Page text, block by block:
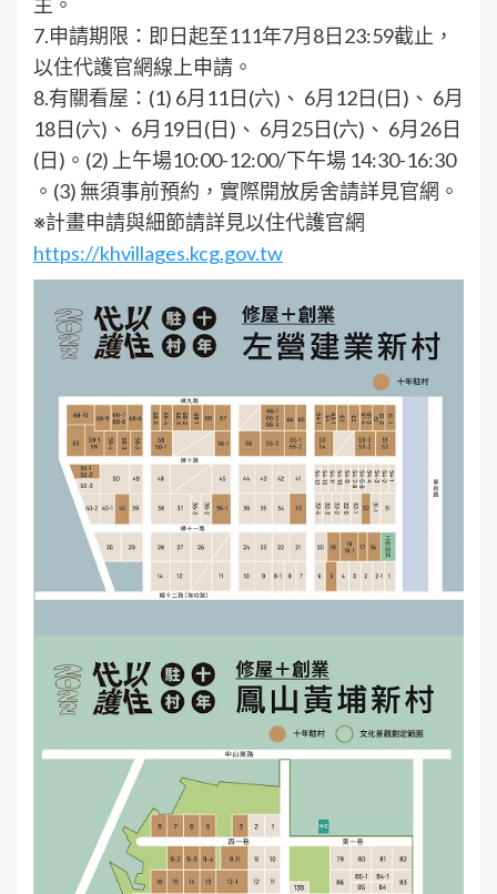
主。
7.申請期限：即日起至111年7月8日23:59截止，
以住代護官網線上申請。
8.有關看屋：(1) 6月11日(六)、 6月12日(日)、 6月
18日(六)、 6月19日(日)、 6月25日(六)、 6月26日
(日)。(2) 上午場10:00-12:00/下午場 14:30-16:30
。(3) 無須事前預約，實際開放房舍請詳見官網。
※計畫申請與細節請詳見以住代護官網
https://khvillages.kcg.gov.tw